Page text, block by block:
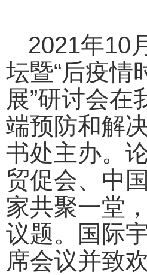
2021年10
坛暨“后疫情
展”研讨会在
端预防和解
书处主办。
贸促会、中
家共聚一堂
议题。国际
席会议并致